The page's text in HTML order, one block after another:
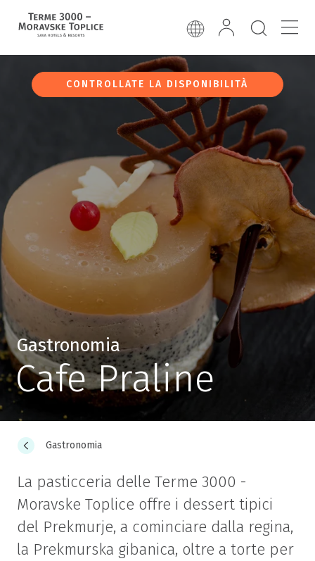
CONTROLLATE LA DISPONIBILITÀ
Gastronomia
Cafe Praline
Gastronomia
La pasticceria delle Terme 3000 -
Moravske Toplice offre i dessert tipici
del Prekmurje, a cominciare dalla regina,
la Prekmurska gibanica, oltre a torte per